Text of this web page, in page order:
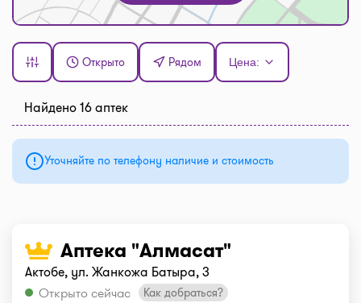
Открыто Рядом Цена:
Найдено 16 аптек
Уточняйте по телефону наличие и стоимость
Аптека "Алмасат"
Актобе, ул. Жанкожа Батыра, 3
Открыто сейчас
Как добраться?